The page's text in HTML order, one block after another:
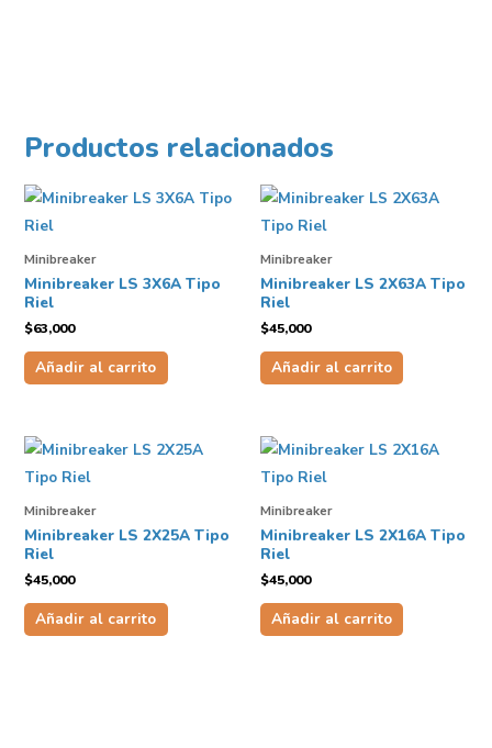
Productos relacionados
Minibreaker
Minibreaker LS 3X6A Tipo
Riel
$63,000
Añadir al carrito
Minibreaker
Minibreaker LS 2X63A Tipo
Riel
$45,000
Añadir al carrito
Minibreaker
Minibreaker LS 2X25A Tipo
Riel
$45,000
Añadir al carrito
Minibreaker
Minibreaker LS 2X16A Tipo
Riel
$45,000
Añadir al carrito